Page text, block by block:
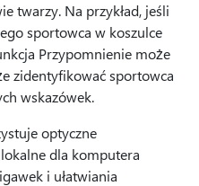
twarzy. Na przykład, jeśli
sportowca w koszulce
Przypomnienie może
zidentyfikować sportowca
wskazówek.
optyczne
dla komputera
i ułatwiania